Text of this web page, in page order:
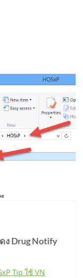
ง Drug Notify
Tip ใช้ VN